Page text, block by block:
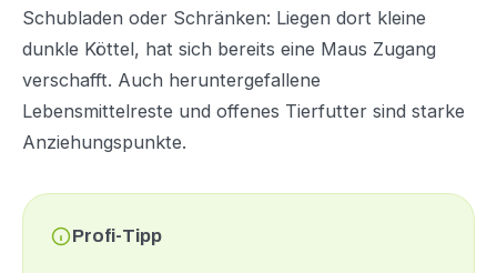
Schubladen oder Schränken: Liegen dort kleine
dunkle Köttel, hat sich bereits eine Maus Zugang
verschafft. Auch heruntergefallene
Lebensmittelreste und offenes Tierfutter sind starke
Anziehungspunkte.
Profi-Tipp